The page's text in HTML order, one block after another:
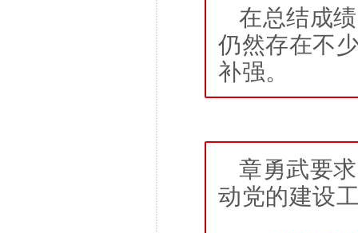
在总结成
仍然存在不
补强。
章勇武要求
动党的建设